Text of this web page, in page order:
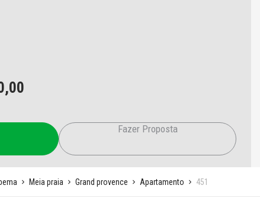
Fazer Proposta
Meia praia Grand provence Apartamento 451